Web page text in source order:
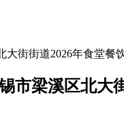
街街道2026年食堂餐
市梁溪区北大